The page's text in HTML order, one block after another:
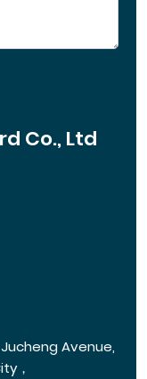
Co., Ltd
Jucheng Avenue,
，